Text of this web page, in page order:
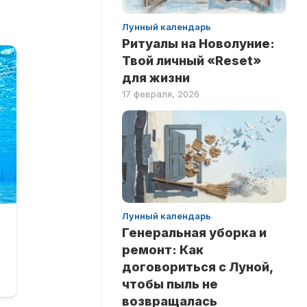
Лунный календарь
Ритуалы на Новолуние:
Твой личный «Reset»
для жизни
17 февраля, 2026
Лунный календарь
Генеральная уборка и
ремонт: Как
договориться с Луной,
чтобы пыль не
возвращалась